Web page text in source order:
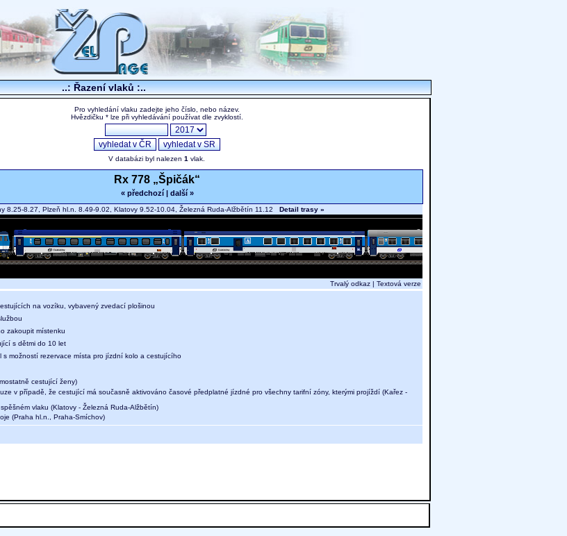
..: Řazení vlaků :..
Pro vyhledání vlaku zadejte jeho číslo, nebo název.
Hvězdičku * lze při vyhledávání používat dle zvyklostí.
V databázi byl nalezen 1 vlak.
Rx 778 „Špičák“
« předchozí| další »
8.25-8.27, Plzeň hl.n. 8.49-9.02, Klatovy 9.52-10.04, Železná Ruda-Alžbětín 11.12 Detail trasy »
Trvalý odkaz | Textová verze
na vozíku, vybavený zvedací plošinou
zakoupit místenku
s dětmi do 10 let
s možností rezervace místa pro jízdní kolo a cestujícího
cestující ženy)
v případě, že cestující má současně aktivováno časové předplatné jízdné pro všechny tarifní zóny, kterými projíždí (Kařez -
vlaku (Klatovy - Železná Ruda-Alžbětín)
(Praha hl.n., Praha-Smíchov)